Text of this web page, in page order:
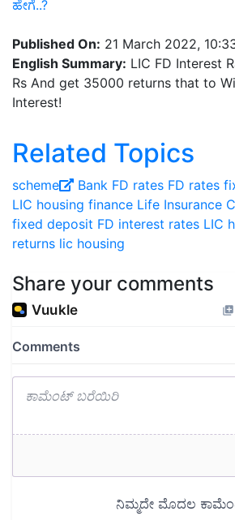
ಹೇಗೆ..?
Published On: 21 March 2022,
English Summary: LIC FD Interest
Rs And get 35000 returns that to
Interest!
Related Topics
scheme Bank FD rates FD rates
LIC housing finance Life Insurance
fixed deposit FD interest rates LIC
returns lic housing
Share your comments